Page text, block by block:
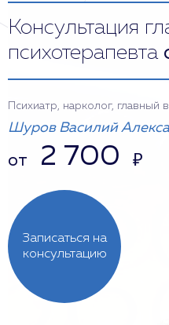
Консультация
психотерапевта
Записаться на
консультацию
Психиатр, нарколог, главный
Шуров Василий
от 2 700 ₽